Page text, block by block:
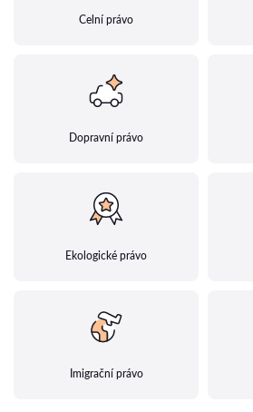
Celní právo
Dopravní právo
Ekologické právo
Imigrační právo